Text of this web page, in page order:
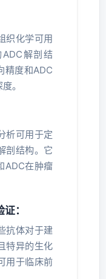
织化学可用
解剖结
精度和ADC
。
析可用于定
剖结构。它
ADC在肿瘤
：
抗体对于建
特异的生化
用于临床前